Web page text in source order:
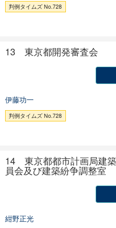
判例タイムズ No.728
13 東京都開発審査会
伊藤功一
判例タイムズ No.728
14 東京都都市計画局建
員会及び建築紛争調整室
紺野正光